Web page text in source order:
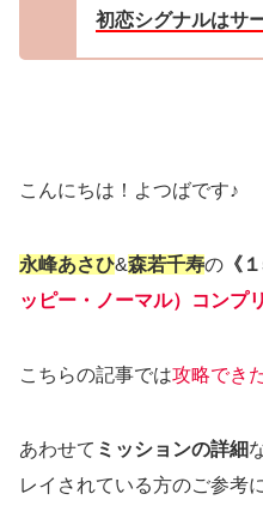
初恋シグナルはサ
こんにちは！よつばです♪
永峰あさひ&森若千寿の 《
ッピー・ノーマル）コンプ
こちらの記事では攻略でき
あわせて ミッションの詳細
レイされている方のご参考